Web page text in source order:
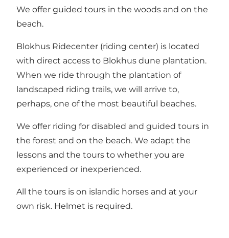
We offer guided tours in the woods and on the
beach.
Blokhus Ridecenter (riding center) is located
with direct access to Blokhus dune plantation.
When we ride through the plantation of
landscaped riding trails, we will arrive to,
perhaps, one of the most beautiful beaches.
We offer riding for disabled and guided tours in
the forest and on the beach. We adapt the
lessons and the tours to whether you are
experienced or inexperienced.
All the tours is on islandic horses and at your
own risk. Helmet is required.